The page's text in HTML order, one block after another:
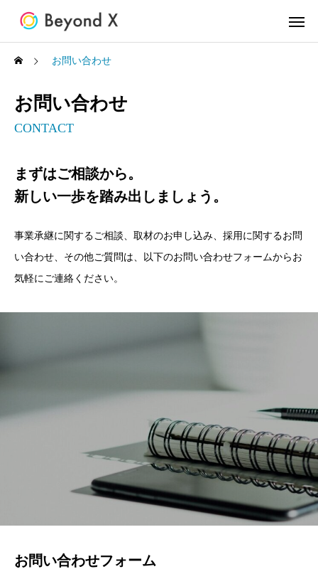
お問い合わせ
お問い合わせ
CONTACT
まずはご相談から。
新しい一歩を踏み出しましょう。
事業承継に関するご相談、取材のお申し込み、採用に関するお問
い合わせ、その他ご質問は、以下のお問い合わせフォームからお
気軽にご連絡ください。
お問い合わせフォーム